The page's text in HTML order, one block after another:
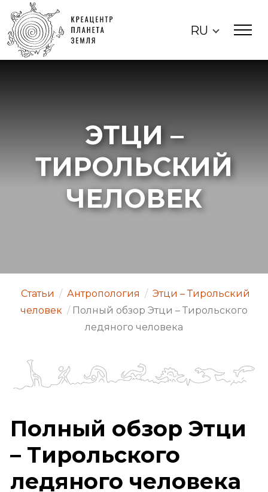
RU
ЭТЦИ –
ТИРОЛЬСКИЙ
ЧЕЛОВЕК
Статьи / Антропология / Этци – Тирольский
человек / Полный обзор Этци – Тирольского
ледяного человека
Полный обзор Этци
– Тирольского
ледяного человека